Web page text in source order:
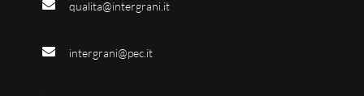
qualita@intergrani.it
intergrani@pec.it